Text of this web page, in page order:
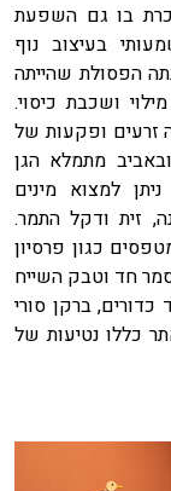
בו גם השפעת
בעיצוב נוף
הפסולת שהייתה
ושכבת כיסוי.
זרעים ופקעות של
מתמלא הגן
למצוא מינים
זית ודקל התמר.
כגון פרסיון
סמר חד וטבק השייח
כדורים, ברקן סורי
כללו נטיעות של